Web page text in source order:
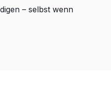
– selbst wenn